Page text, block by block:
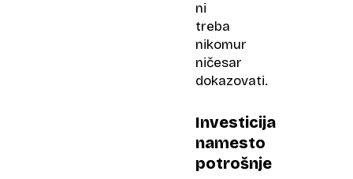
ni
treba
nikomur
ničesar
dokazovati.
Investicija
namesto
potrošnje